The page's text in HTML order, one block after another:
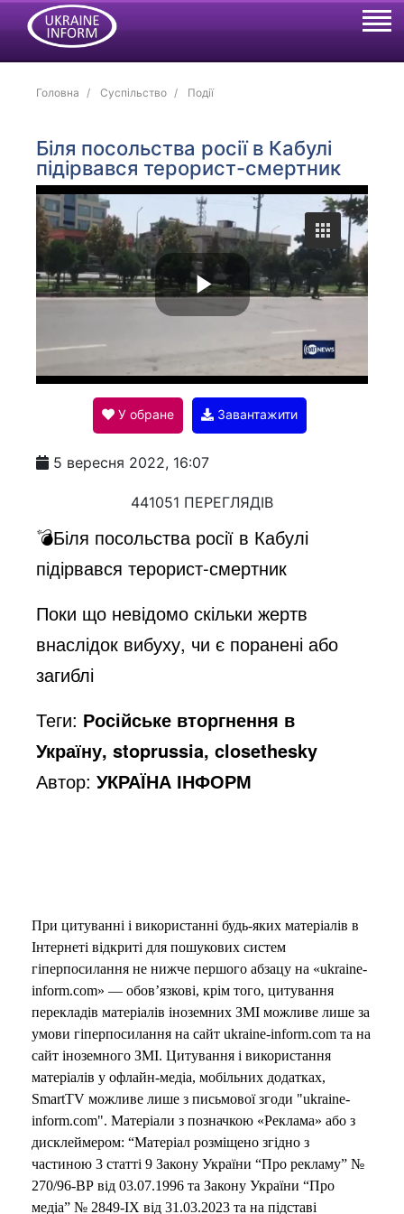
Головна Суспільство Події
Біля посольства росії в Кабулі
підірвався терорист-смертник
P
l
a
y
V
i
e
У обране Завантажити
5 вересня 2022, 16:07
441051 ПЕРЕГЛЯДІВ
💣Біля посольства росії в Кабулі
підірвався терорист-смертник
Поки що невідомо скільки жертв
внаслідок вибуху, чи є поранені або
загиблі
Теги: Російське вторгнення в
Україну, stoprussia, closethesky
Автор:УКРАЇНА ІНФОРМ
При цитуванні і використанні будь-яких матеріалів в
Інтернеті відкриті для пошукових систем
гіперпосилання не нижче першого абзацу на «ukraine-
inform.com» — обов’язкові, крім того, цитування
перекладів матеріалів іноземних ЗМІ можливе лише за
умови гіперпосилання на сайт ukraine-inform.com та на
сайт іноземного ЗМІ. Цитування і використання
матеріалів у офлайн-медіа, мобільних додатках,
SmartTV можливе лише з письмової згоди "ukraine-
inform.com". Матеріали з позначкою «Реклама» або з
дисклеймером: “Матеріал розміщено згідно з
частиною 3 статті 9 Закону України “Про рекламу” №
270/96-ВР від 03.07.1996 та Закону України “Про
медіа” № 2849-IX від 31.03.2023 та на підставі